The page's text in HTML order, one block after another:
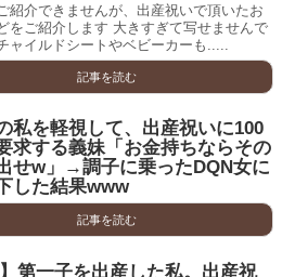
紹介できませんが、出産祝いで頂いたお
をご紹介します 大きすぎて写せませんで
ャイルドシートやベビーカーも.....
記事を読む
私を軽視して、出産祝いに100
求する義妹「お金持ちならその
せw」→調子に乗ったDQN女に
した結果www
記事を読む
】第一子を出産した私。出産祝